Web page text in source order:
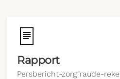
Rapport
Persbericht-zorgfraude-